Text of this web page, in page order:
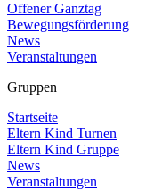
Offener Ganztag
Bewegungsförderung
News
Veranstaltungen
Gruppen
Startseite
Eltern Kind Turnen
Eltern Kind Gruppe
News
Veranstaltungen